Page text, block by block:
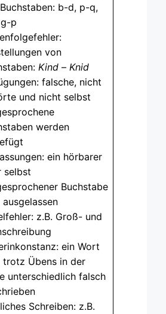
b-d, p-q,
p
von
Kind – Knid
falsche, nicht
und nicht selbst
werden
ein hörbarer
selbst
Buchstabe
z.B. Groß- und
ein Wort
trotz Übens in der
unterschiedlich falsch
Schreiben: z.B.